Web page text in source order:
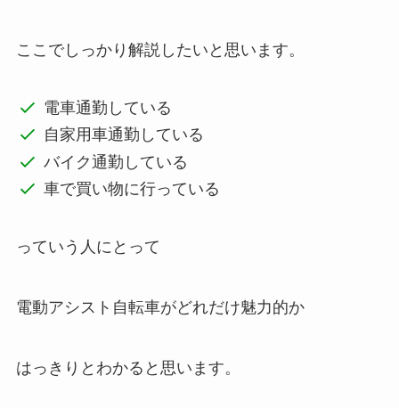
ここでしっかり解説したいと思います。
電車通勤している
自家用車通勤している
バイク通勤している
車で買い物に行っている
っていう人にとって
電動アシスト自転車がどれだけ魅力的か
はっきりとわかると思います。